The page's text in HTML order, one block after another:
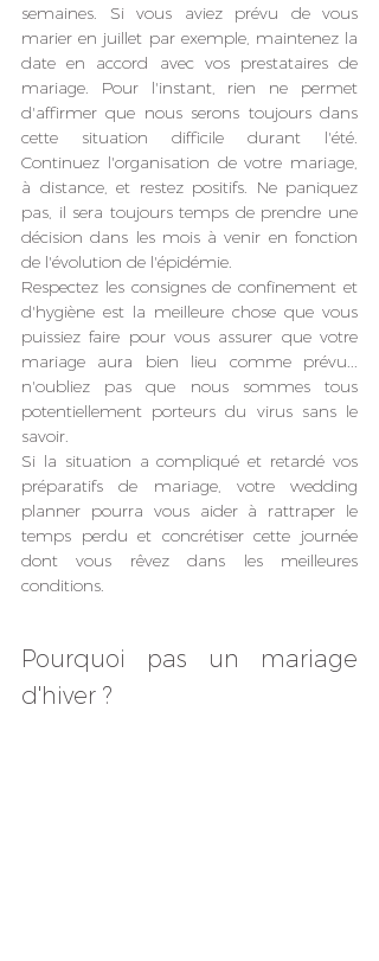
semaines. Si vous aviez prévu de vous
marier en juillet par exemple, maintenez la
date en accord avec vos prestataires de
mariage. Pour l'instant, rien ne permet
d'affirmer que nous serons toujours dans
cette situation difficile durant l'été.
Continuez l'organisation de votre mariage,
à distance, et restez positifs. Ne paniquez
pas, il sera toujours temps de prendre une
décision dans les mois à venir en fonction
de l'évolution de l'épidémie.
Respectez les consignes de confinement et
d'hygiène est la meilleure chose que vous
puissiez faire pour vous assurer que votre
mariage aura bien lieu comme prévu...
n'oubliez pas que nous sommes tous
potentiellement porteurs du virus sans le
savoir.
Si la situation a compliqué et retardé vos
préparatifs de mariage, votre wedding
planner pourra vous aider à rattraper le
temps perdu et concrétiser cette journée
dont vous rêvez dans les meilleures
conditions.
Pourquoi pas un mariage
d'hiver ?